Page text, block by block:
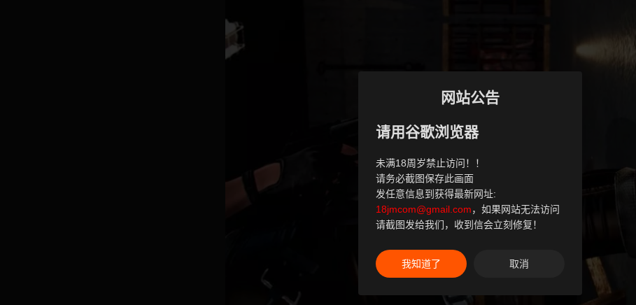
网站公告
请用谷歌浏览器
未满18周岁禁止访问！！
请务必截图保存此画面
发任意信息到获得最新网址:
18jmcom@gmail.com，如果网站无法访问
请截图发给我们，收到信会立刻修复！
我知道了 取消